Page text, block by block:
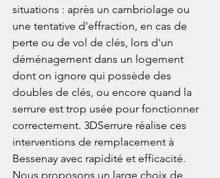
situations : après un cambriolage ou
une tentative d'effraction, en cas de
perte ou de vol de clés, lors d'un
déménagement dans un logement
dont on ignore qui possède des
doubles de clés, ou encore quand la
serrure est trop usée pour fonctionner
correctement. 3DSerrure réalise ces
interventions de remplacement à
Bessenay avec rapidité et efficacité.
Nous proposons un large choix de